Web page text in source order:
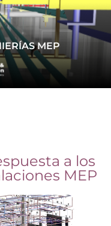
MEP
a los
MEP